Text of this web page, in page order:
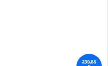
239,85